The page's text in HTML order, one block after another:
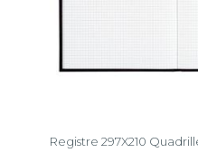
Registre 297X210